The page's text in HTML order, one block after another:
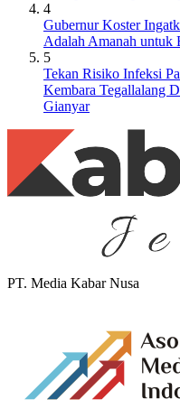
4
Gubernur Koster
Adalah Amanah untuk
5
Tekan Risiko Infeksi
Kembara Tegallalang
Gianyar
PT. Media Kabar Nusa